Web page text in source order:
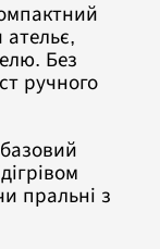
Без
ручного
пральні з